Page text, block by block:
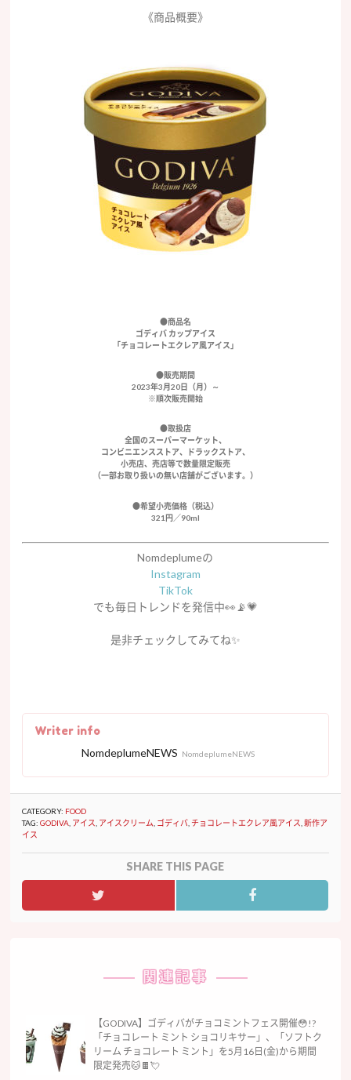
《商品概要》
●商品名
ゴディバ カップアイス
「チョコレートエクレア風アイス」
●販売期間
2023年3月20日（月）～
※順次販売開始
●取扱店
全国のスーパーマーケット、
コンビニエンスストア、ドラックストア、
小売店、売店等で数量限定販売
（一部お取り扱いの無い店舗がございます。）
●希望小売価格（税込）
321円／90ml
Nomdeplumeの
Instagram
TikTok
でも毎日トレンドを発信中👀📡💗
是非チェックしてみてね✨
Writer info
NomdeplumeNEWS NomdeplumeNEWS
CATEGORY: FOOD
TAG: GODIVA アイス アイスクリーム ゴディバ ,チョコレートエクレア風アイス ,新作ア
イス
SHARE THIS PAGE
関連記事
【GODIVA】ゴディバがチョコミントフェス開催😳!?
「チョコレート ミント ショコリキサー」、「ソフトク
リーム チョコレート ミント」を5月16日(金)から期間
限定発売🐱🍫💘